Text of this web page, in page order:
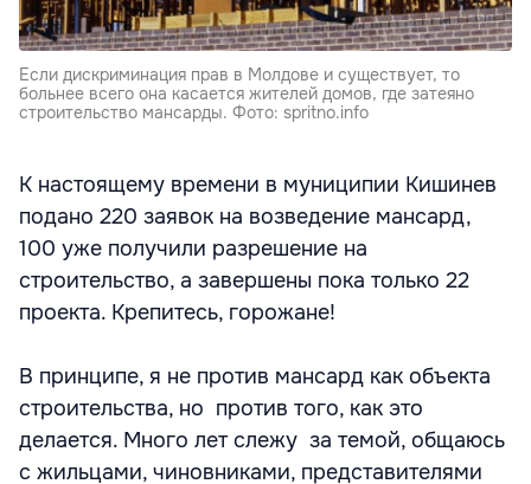
Если дискриминация прав в Молдове и существует, то
больнее всего она касается жителей домов, где затеяно
строительство мансарды. Фото: spritno.info
К настоящему времени в муниципии Кишинев
подано 220 заявок на возведение мансард,
100 уже получили разрешение на
строительство, а завершены пока только 22
проекта. Крепитесь, горожане!
В принципе, я не против мансард как объекта
строительства, но против того, как это
делается. Много лет слежу за темой, общаюсь
с жильцами, чиновниками, представителями